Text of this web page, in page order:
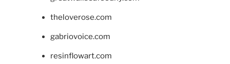
theloverose.com
gabriovoice.com
resinflowart.com